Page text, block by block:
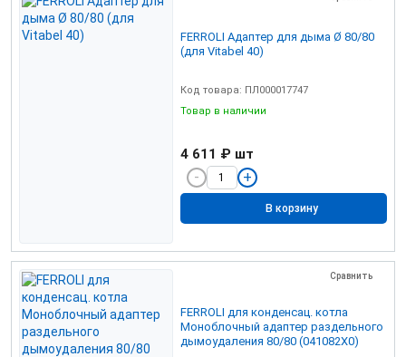
FERROLI Адаптер для дыма Ø 80/80
(для Vitabel 40)
Код товара: ПЛ000017747
Товар в наличии
4 611 ₽ шт
В корзину
Сравнить
FERROLI для конденсац. котла
Моноблочный адаптер раздельного
дымоудаления 80/80 (041082X0)